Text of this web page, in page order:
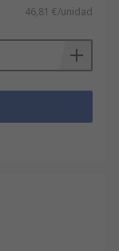
46,81 €/unidad